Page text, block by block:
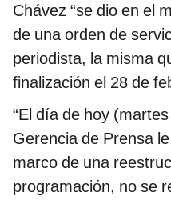
Chávez “se dio en el
de una orden de
periodista, la misma
finalización el 28 de
“El día de hoy
Gerencia de Prensa
marco de una
programación, no se